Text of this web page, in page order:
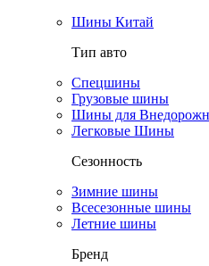
Шины Китай
Тип авто
Спецшины
Грузовые шины
Шины для
Легковые Шины
Сезонность
Зимние шины
Всесезонные шины
Летние шины
Бренд